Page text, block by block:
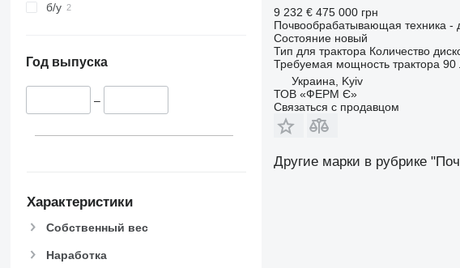
б/у
Год выпуска
–
Характеристики
Собственный вес
Наработка
9 232 € 475 000 грн
Почвообрабатывающая техника -
Состояниеновый
Тип для трактора Количество
Требуемая мощность трактора 90
Украина, Kyiv
ТОВ «ФЕРМ Є»
Связаться с продавцом
Другие марки в рубрике